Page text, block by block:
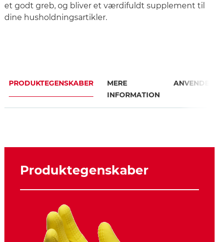
et godt greb, og bliver et værdifuldt supplement til
dine husholdningsartikler.
PRODUKTEGENSKABER
MERE
INFORMATION
Produktegenskaber